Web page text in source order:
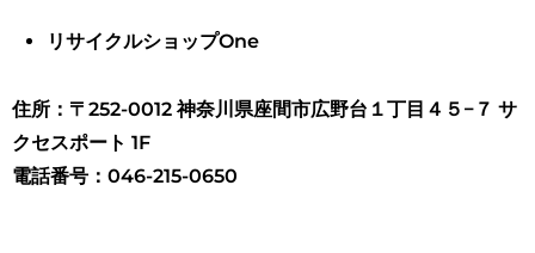
リサイクルショップOne
住所：〒252-0012 神奈川県座間市広野台１丁目４５−７ サ
クセスポート 1F
電話番号：046-215-0650